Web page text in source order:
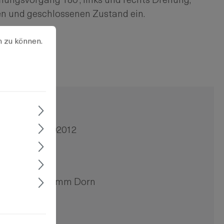
und geschlossenen Zustand ein.
448-9102.00-02012
auf Anfrage
werkzeuglos
Doppelbart 3mm Dorn
Mehr Informationen ...
zu können.